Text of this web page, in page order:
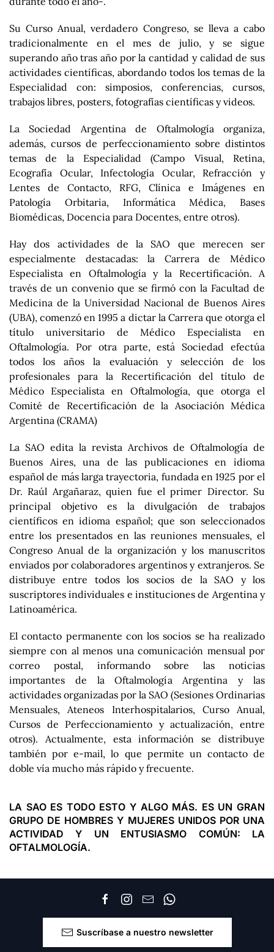
Su Curso Anual, verdadero Congreso, se lleva a cabo
tradicionalmente en el mes de julio, y se sigue
superando año tras año por la cantidad y calidad de sus
actividades científicas, abordando todos los temas de la
Especialidad con: simposios, conferencias, cursos,
trabajos libres, posters, fotografías científicas y videos.
La Sociedad Argentina de Oftalmología organiza,
además, cursos de perfeccionamiento sobre distintos
temas de la Especialidad (Campo Visual, Retina,
Ecografía Ocular, Infectología Ocular, Refracción y
Lentes de Contacto, RFG, Clínica e Imágenes en
Patología Orbitaria, Informática Médica, Bases
Biomédicas, Docencia para Docentes, entre otros).
Hay dos actividades de la SAO que merecen ser
especialmente destacadas: la Carrera de Médico
Especialista en Oftalmología y la Recertificación. A
través de un convenio que se firmó con la Facultad de
Medicina de la Universidad Nacional de Buenos Aires
(UBA), comenzó en 1995 a dictar la Carrera que otorga el
título universitario de Médico Especialista en
Oftalmología. Por otra parte, está Sociedad efectúa
todos los años la evaluación y selección de los
profesionales para la Recertificación del título de
Médico Especialista en Oftalmología, que otorga el
Comité de Recertificación de la Asociación Médica
Argentina (CRAMA)
La SAO edita la revista Archivos de Oftalmología de
Buenos Aires, una de las publicaciones en idioma
español de más larga trayectoria, fundada en 1925 por el
Dr. Raúl Argañaraz, quien fue el primer Director. Su
principal objetivo es la divulgación de trabajos
científicos en idioma español; que son seleccionados
entre los presentados en las reuniones mensuales, el
Congreso Anual de la organización y los manuscritos
enviados por colaboradores argentinos y extranjeros. Se
distribuye entre todos los socios de la SAO y los
suscriptores individuales e instituciones de Argentina y
Latinoamérica.
El contacto permanente con los socios se ha realizado
siempre con al menos una comunicación mensual por
correo postal, informando sobre las noticias
importantes de la Oftalmología Argentina y las
actividades organizadas por la SAO (Sesiones Ordinarias
Mensuales, Ateneos Interhospitalarios, Curso Anual,
Cursos de Perfeccionamiento y actualización, entre
otros). Actualmente, esta información se distribuye
también por e-mail, lo que permite un contacto de
doble vía mucho más rápido y frecuente.
LA SAO ES TODO ESTO Y ALGO MÁS. ES UN GRAN
GRUPO DE HOMBRES Y MUJERES UNIDOS POR UNA
ACTIVIDAD Y UN ENTUSIASMO COMÚN: LA
OFTALMOLOGÍA.
Suscríbase a nuestro newsletter